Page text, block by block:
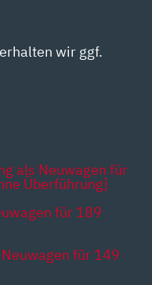
wir ggf.
als Neuwagen für
Überführung]
für 189
für 149